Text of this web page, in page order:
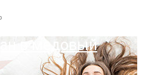
в медовый